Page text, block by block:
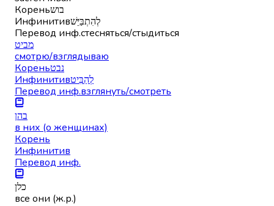
Кореньבוש
Инфинитивלְהִתְבַּיֵּשׁ
Перевод инф.стесняться/стыдиться
מביט
смотрю/взглядываю
Кореньנבט
Инфинитивלְהַבִּיט
Перевод инф.взглянуть/смотреть
בהן
в них (о женщинах)
Корень
Инфинитив
Перевод инф.
כלן
все они (ж.р.)